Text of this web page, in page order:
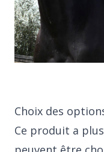
Choix des
Ce produit a